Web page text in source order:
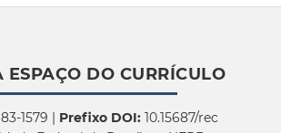
ESPAÇO DO CURRÍCULO
1579 | Prefixo DOI:10.15687/rec